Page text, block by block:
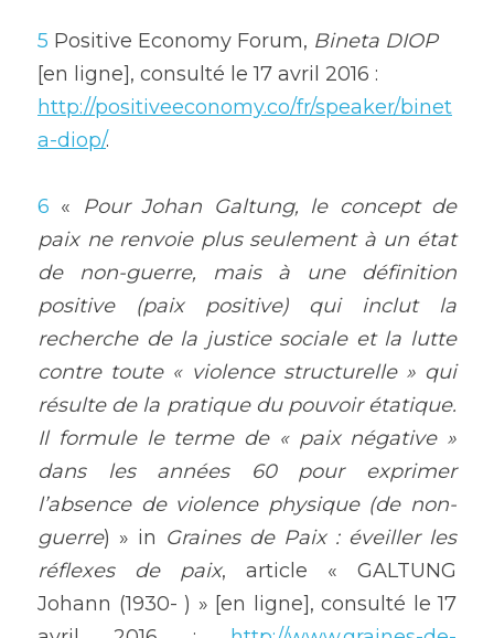
5 Positive Economy Forum, Bineta DIOP
http://positiveeconomy.co/fr/speaker/binet
a-diop/.
6 « Pour Johan Galtung, le concept de
paix ne renvoie plus seulement à un état
de non-guerre, mais à une définition
positive (paix positive) qui inclut la
recherche de la justice sociale et la lutte
contre toute « violence structurelle » qui
résulte de la pratique du pouvoir étatique.
Il formule le terme de « paix négative »
dans les années 60 pour exprimer
l’absence de violence physique (de non-
guerre) » in Graines de Paix : éveiller les
réflexes de paix, article « GALTUNG
Johann (1930- ) » [en ligne], consulté le 17